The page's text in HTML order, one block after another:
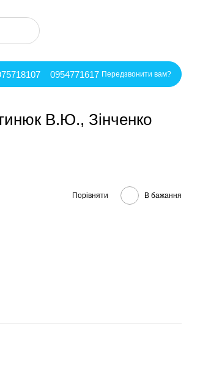
0954771617 Передзвонити вам?
В.Ю., Зінченко
Порівняти В бажання